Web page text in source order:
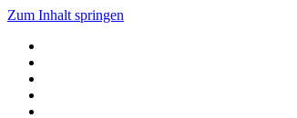
Zum Inhalt springen